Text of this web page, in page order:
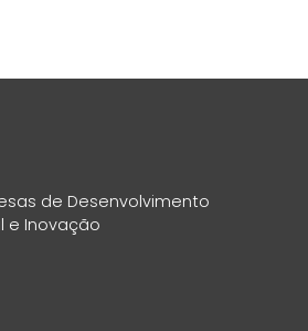
de Desenvolvimento
e Inovação